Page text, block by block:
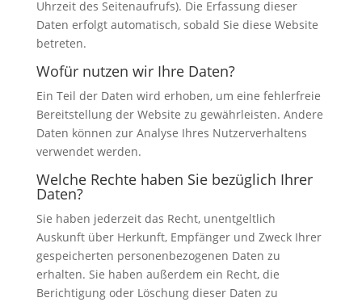
Uhrzeit des Seitenaufrufs). Die Erfassung dieser
Daten erfolgt automatisch, sobald Sie diese Website
betreten.
Wofür nutzen wir Ihre Daten?
Ein Teil der Daten wird erhoben, um eine fehlerfreie
Bereitstellung der Website zu gewährleisten. Andere
Daten können zur Analyse Ihres Nutzerverhaltens
verwendet werden.
Welche Rechte haben Sie bezüglich Ihrer
Daten?
Sie haben jederzeit das Recht, unentgeltlich
Auskunft über Herkunft, Empfänger und Zweck Ihrer
gespeicherten personenbezogenen Daten zu
erhalten. Sie haben außerdem ein Recht, die
Berichtigung oder Löschung dieser Daten zu